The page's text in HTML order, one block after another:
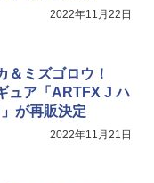
2022年11月22日
＆ミズゴロウ！
ュア「ARTFX J ハ
が再販決定
2022年11月21日